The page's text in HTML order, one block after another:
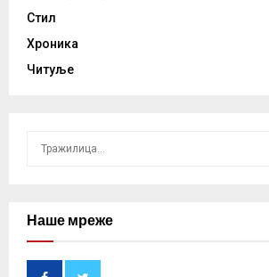
Стил
Хроника
Читуље
cНаше мреже